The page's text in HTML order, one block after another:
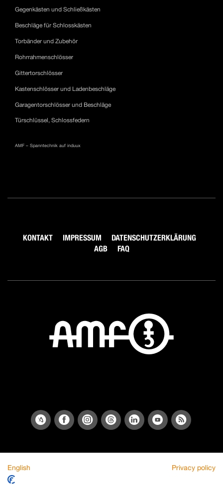
Gegenkästen und Schließkästen
Beschläge für Schlosskästen
Torbänder und Zubehör
Rohrrahmenschlösser
Gittertorschlösser
Kastenschlösser und Ladenbeschläge
Garagentorschlösser und Beschläge
Türschlüssel, Schlossfedern
AMF – Spanntechnik auf induux
KONTAKT IMPRESSUM
DATENSCHUTZERKLÄRUNG
AGB
FAQ
English Privacy policy